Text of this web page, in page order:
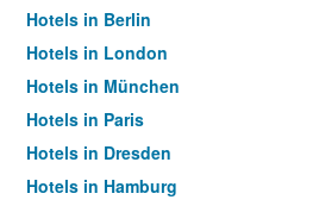
Hotels in Berlin
Hotels in London
Hotels in München
Hotels in Paris
Hotels in Dresden
Hotels in Hamburg